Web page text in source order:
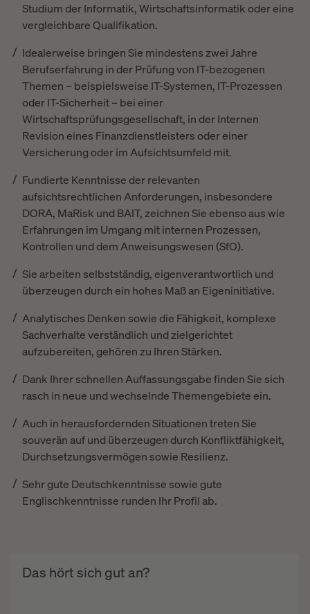
Studium der Informatik, Wirtschaftsinformatik oder eine
vergleichbare Qualifikation.
Idealerweise bringen Sie mindestens zwei Jahre
Berufserfahrung in der Prüfung von IT-bezogenen
Themen – beispielsweise IT-Systemen, IT-Prozessen
oder IT-Sicherheit – bei einer
Wirtschaftsprüfungsgesellschaft, in der Internen
Revision eines Finanzdienstleisters oder einer
Versicherung oder im Aufsichtsumfeld mit.
Fundierte Kenntnisse der relevanten
aufsichtsrechtlichen Anforderungen, insbesondere
DORA, MaRisk und BAIT, zeichnen Sie ebenso aus wie
Erfahrungen im Umgang mit internen Prozessen,
Kontrollen und dem Anweisungswesen (SfO).
Sie arbeiten selbstständig, eigenverantwortlich und
überzeugen durch ein hohes Maß an Eigeninitiative.
Analytisches Denken sowie die Fähigkeit, komplexe
Sachverhalte verständlich und zielgerichtet
aufzubereiten, gehören zu Ihren Stärken.
Dank Ihrer schnellen Auffassungsgabe finden Sie sich
rasch in neue und wechselnde Themengebiete ein.
Auch in herausfordernden Situationen treten Sie
souverän auf und überzeugen durch Konfliktfähigkeit,
Durchsetzungsvermögen sowie Resilienz.
Sehr gute Deutschkenntnisse sowie gute
Englischkenntnisse runden Ihr Profil ab.
Das hört sich gut an?